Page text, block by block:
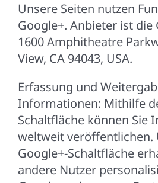
Unsere Seiten nutzen
Google+. Anbieter ist die
1600 Amphitheatre
View, CA 94043, USA.
Erfassung und
Informationen: Mithilfe
Schaltfläche können Sie
weltweit veröffentlichen.
Google+-Schaltfläche
andere Nutzer